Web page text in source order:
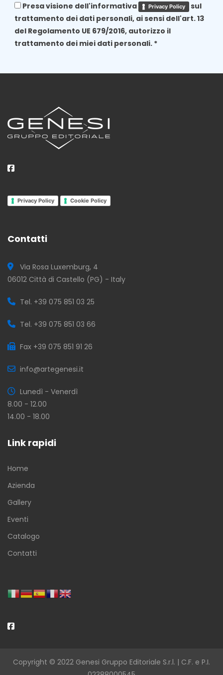
Presa visione dell'informativa Privacy Policy
sul
trattamento dei dati personali, ai sensi dell'art. 13
del Regolamento UE 679/2016, autorizzo il
trattamento dei miei dati personali. *
Privacy Policy Cookie Policy
Contatti
Via Rosa Luxemburg, 4
06012 Città di Castello (PG) - Italy
Tel. +39 075 851 03 25
Tel. +39 075 851 03 66
Fax +39 075 851 91 26
info@artegenesi.it
Lunedì - Venerdì
8.00 - 12.00
14.00 - 18.00
Link rapidi
Home
Azienda
Gallery
Eventi
Catalogo
Contatti
Copyright © 2022 Genesi Gruppo Editoriale S.r.l. | C.F. e P.I.